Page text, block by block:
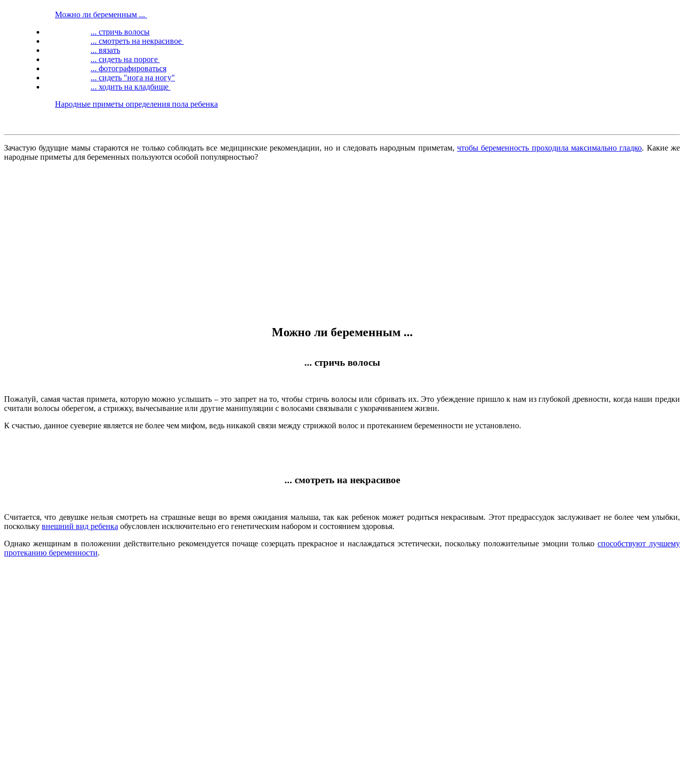
Можно ли беременным ...
... стричь волосы
... смотреть на некрасивое
... вязать
... сидеть на пороге
... фотографироваться
... сидеть "нога на ногу"
... ходить на кладбище
Народные приметы определения пола ребенка
Зачастую будущие мамы стараются не только соблюдать все медицинские рекомендации, но и следовать народным приметам, чтобы беременность проходила максимально гладко. Какие же
народные приметы для беременных пользуются особой популярностью?
Можно ли беременным ...
... стричь волосы
Пожалуй, самая частая примета, которую можно услышать – это запрет на то, чтобы стричь волосы или сбривать их. Это убеждение пришло к нам из глубокой древности, когда наши предки
считали волосы оберегом, а стрижку, вычесывание или другие манипуляции с волосами связывали с укорачиванием жизни.
К счастью, данное суеверие является не более чем мифом, ведь никакой связи между стрижкой волос и протеканием беременности не установлено.
... смотреть на некрасивое
Считается, что девушке нельзя смотреть на страшные вещи во время ожидания малыша, так как ребенок может родиться некрасивым. Этот предрассудок заслуживает не более чем улыбки,
поскольку внешний вид ребенка обусловлен исключительно его генетическим набором и состоянием здоровья.
Однако женщинам в положении действительно рекомендуется почаще созерцать прекрасное и наслаждаться эстетически, поскольку положительные эмоции толькоспособствуют лучшему
протеканию беременности.